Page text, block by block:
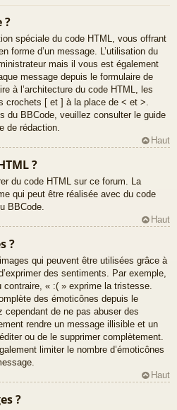
?
spéciale du code HTML, vous offrant
forme d’un message. L’utilisation du
mais il vous est également
message depuis le formulaire de
à l’architecture du code HTML, les
crochets [ et ] à la place de < et >.
du BBCode, veuillez consulter le guide
de rédaction.
Haut
?
du code HTML sur ce forum. La
qui peut être réalisée avec du code
BBCode.
Haut
?
qui peuvent être utilisées grâce à
des sentiments. Par exemple,
contraire, « :( » exprime la tristesse.
des émoticônes depuis le
de ne pas abuser des
rendre un message illisible et un
ou de le supprimer complètement.
limiter le nombre d’émoticônes
Haut
?